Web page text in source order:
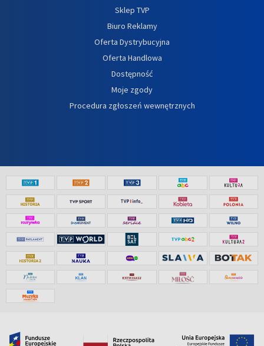
Sklep TVP
Biuro Reklamy
Oferta Dystrybucyjna
Oferta Handlowa
Dostępność
Moje zgody
Procedura zgłoszeń wewnętrznych